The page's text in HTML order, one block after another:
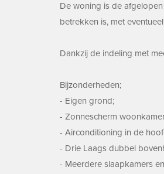
De woning is de
betrekken is, met
Dankzij de indeling met
Bijzonderheden;
- Eigen grond;
- Zonnescherm
- Airconditioning in de
- Drie Laags dubbel
- Meerdere slaapkamers